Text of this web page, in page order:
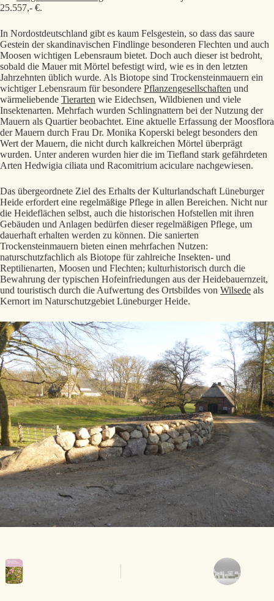
25.557,- €.
In Nordostdeutschland gibt es kaum Felsgestein, so dass das saure
Gestein der skandinavischen Findlinge besonderen Flechten und auch
Moosen wichtigen Lebensraum bietet. Doch auch dieser ist bedroht,
sobald die Mauer mit Mörtel befestigt wird, wie es in den letzten
Jahrzehnten üblich wurde. Als Biotope sind Trockensteinmauern ein
wichtiger Lebensraum für besondere Pflanzengesellschaften und
wärmeliebende Tierarten wie Eidechsen, Wildbienen und viele
Insektenarten. Mehrfach wurden Schlingnattern bei der Nutzung der
Mauern als Quartier beobachtet. Eine aktuelle Erfassung der Moosflora
der Mauern durch Frau Dr. Monika Koperski belegt besonders den
Wert der Mauern, die nicht durch kalkreichen Mörtel überprägt
wurden. Unter anderen wurden hier die im Tiefland stark gefährdeten
Arten Hedwigia ciliata und Racomitrium aciculare nachgewiesen.
Das übergeordnete Ziel des Erhalts der Kultur­land­schaft Lüneburger
Heide erfordert eine regelmäßige Pflege in allen Bereichen. Nicht nur
die Heideflächen selbst, auch die historischen Hofstellen mit ihren
Gebäuden und Anlagen bedürfen dieser regelmäßigen Pflege, um
dauerhaft erhalten werden zu können. Die sanierten
Trockensteinmauern bieten einen mehrfachen Nutzen:
naturschutzfachlich als Biotope für zahlreiche Insekten- und
Reptilienarten, Moosen und Flechten; kulturhistorisch durch die
Bewahrung der typischen Hofeinfriedungen aus der Heidebauernzeit,
und touristisch durch die Aufwertung des Ortsbildes von Wilsede als
Kernort im Naturschutzgebiet Lüneburger Heide.